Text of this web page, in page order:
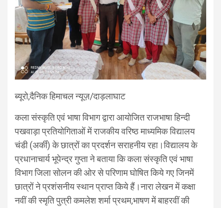
ब्यूरो,दैनिक हिमाचल न्यूज़/दाड़लाघाट
कला संस्कृति एवं भाषा विभाग द्वारा आयोजित राजभाषा हिन्दी
पखवाड़ा प्रतियोगिताओं में राजकीय वरिष्ठ माध्यमिक विद्यालय
चंडी (अर्की) के छात्रों का प्रदर्शन सराहनीय रहा।विद्यालय के
प्रधानाचार्य भूपेन्द्र गुप्ता ने बताया कि कला संस्कृति एवं भाषा
विभाग जिला सोलन की ओर से परिणाम घोषित किये गए जिनमें
छात्रों ने प्रशंसनीय स्थान प्राप्त किये हैं।नारा लेखन में कक्षा
नवीं की स्मृति पुत्री कमलेश शर्मा प्रथम,भाषण में बाहरवीं की